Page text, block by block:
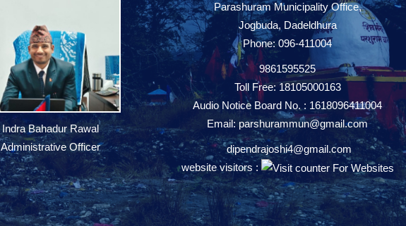
Indra Bahadur Rawal
Administrative Officer
Parashuram Municipality Office,
Jogbuda, Dadeldhura
Phone: 096-411004
9861595525
Toll Free: 18105000163
Audio Notice Board No. : 1618096411004
Email: parshurammun@gmail.com
dipendrajoshi4@gmail.com
website visitors :